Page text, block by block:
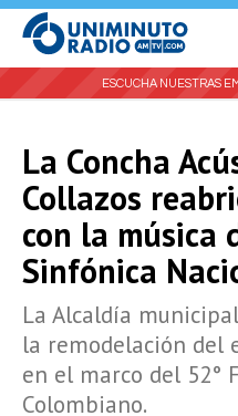
ESCUCHA NUESTRAS
La Concha
Collazos
con la música
Sinfónica
La Alcaldía
la remodelación del
en el marco del 52°
Colombiano.